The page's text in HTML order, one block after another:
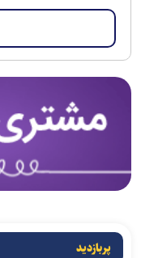
پربازدید